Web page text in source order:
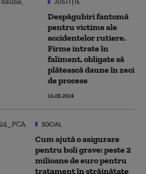
Despăgubiri fantomă
pentru victime ale
accidentelor rutiere.
Firme intrate în
faliment, obligate să
plătească daune în zeci
de procese
16.08.2024
SOCIAL
Cum ajută o asigurare
pentru boli grave: peste 2
milioane de euro pentru
tratament în străinătate